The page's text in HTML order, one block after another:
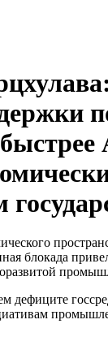
блокада
дефиците